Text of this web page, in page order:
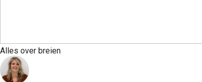
Alles over breien